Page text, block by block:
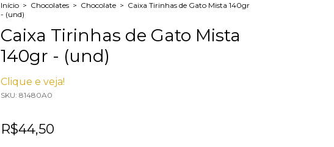
Início > Chocolates > Chocolate > Caixa Tirinhas de Gato Mista 140gr
- (und)
Caixa Tirinhas de Gato Mista
140gr - (und)
Clique e veja!
SKU: 81480A0
R$44,50